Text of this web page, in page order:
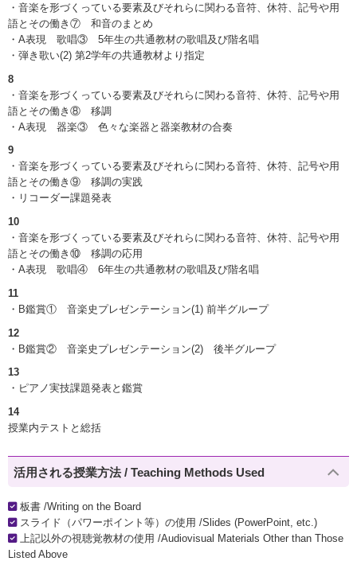
・音楽を形づくっている要素及びそれらに関わる音符、休符、記号や用
語とその働き⑦ 和音のまとめ
・A表現 歌唱③ 5年生の共通教材の歌唱及び階名唱
・弾き歌い(2) 第2学年の共通教材より指定
8
・音楽を形づくっている要素及びそれらに関わる音符、休符、記号や用
語とその働き⑧ 移調
・A表現 器楽③ 色々な楽器と器楽教材の合奏
9
・音楽を形づくっている要素及びそれらに関わる音符、休符、記号や用
語とその働き⑨ 移調の実践
・リコーダー課題発表
10
・音楽を形づくっている要素及びそれらに関わる音符、休符、記号や用
語とその働き⑩ 移調の応用
・A表現 歌唱④ 6年生の共通教材の歌唱及び階名唱
11
・B鑑賞① 音楽史プレゼンテーション(1) 前半グループ
12
・B鑑賞② 音楽史プレゼンテーション(2) 後半グループ
13
・ピアノ実技課題発表と鑑賞
14
授業内テストと総括
活用される授業方法 / Teaching Methods Used
板書 /Writing on the Board
スライド（パワーポイント等）の使用 /Slides (PowerPoint, etc.)
上記以外の視聴覚教材の使用 /Audiovisual Materials Other than Those
Listed Above